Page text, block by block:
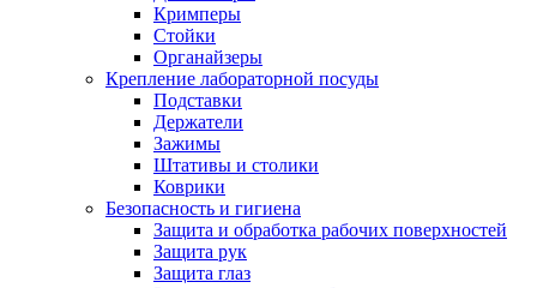
Кримперы
Стойки
Органайзеры
Крепление лабораторной посуды
Подставки
Держатели
Зажимы
Штативы и столики
Коврики
Безопасность и гигиена
Защита и обработка рабочих поверхностей
Защита рук
Защита глаз